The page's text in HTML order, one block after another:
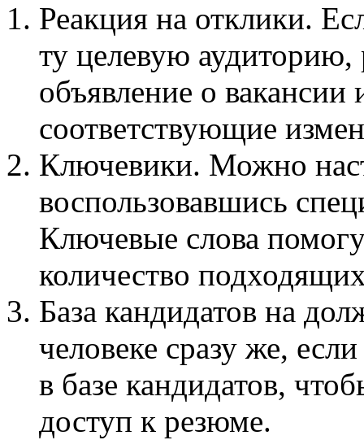
Реакция на отклики.
ту целевую аудиторию,
объявление о вакансии
соответствующие
Ключевики. Можно
воспользовавшись
Ключевые слова
количество
База кандидатов на
человеке сразу же,
в базе кандидатов,
доступ к резюме.